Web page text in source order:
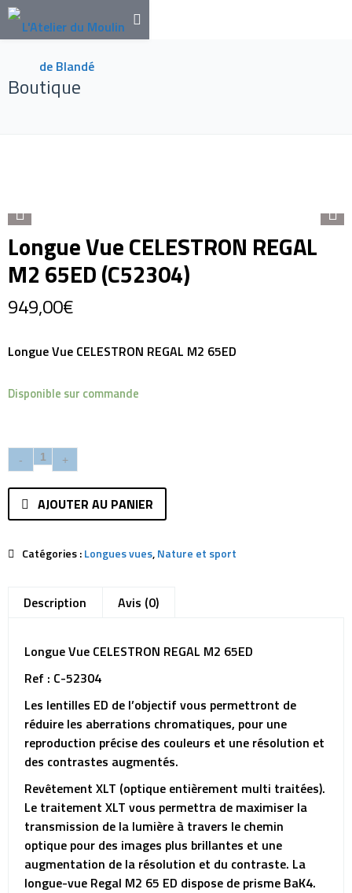
Boutique
Longue Vue CELESTRON REGAL
M2 65ED (C52304)
949,00€
Longue Vue CELESTRON REGAL M2 65ED
Disponible sur commande
AJOUTER AU PANIER
Catégories :Longues vues,Nature et sport
Description Avis (0)
Longue Vue CELESTRON REGAL M2 65ED
Ref : C-52304
Les lentilles ED de l’objectif vous permettront de
réduire les aberrations chromatiques, pour une
reproduction précise des couleurs et une résolution et
des contrastes augmentés.
Revêtement XLT (optique entièrement multi traitées).
Le traitement XLT vous permettra de maximiser la
transmission de la lumière à travers le chemin
optique pour des images plus brillantes et une
augmentation de la résolution et du contraste. La
longue-vue Regal M2 65 ED dispose de prisme BaK4.